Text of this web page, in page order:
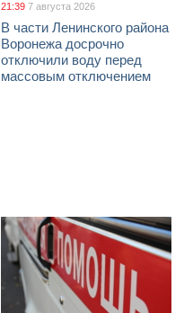
21:39 7 августа 2026
В части Ленинского района
Воронежа досрочно
отключили воду перед
массовым отключением